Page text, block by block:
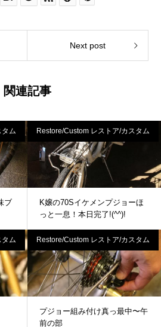
Next post
関連記事
ム
ブ
Restore/Custom レストア/カスタム
K嬢の70Sイケメンプジョーほ
っと一息！本日完了!(^^)!
ム Restore/Custom レストア/カスタム
プジョー組み付け真っ最中〜午
前の部